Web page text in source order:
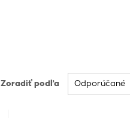
Zoradiť podľa